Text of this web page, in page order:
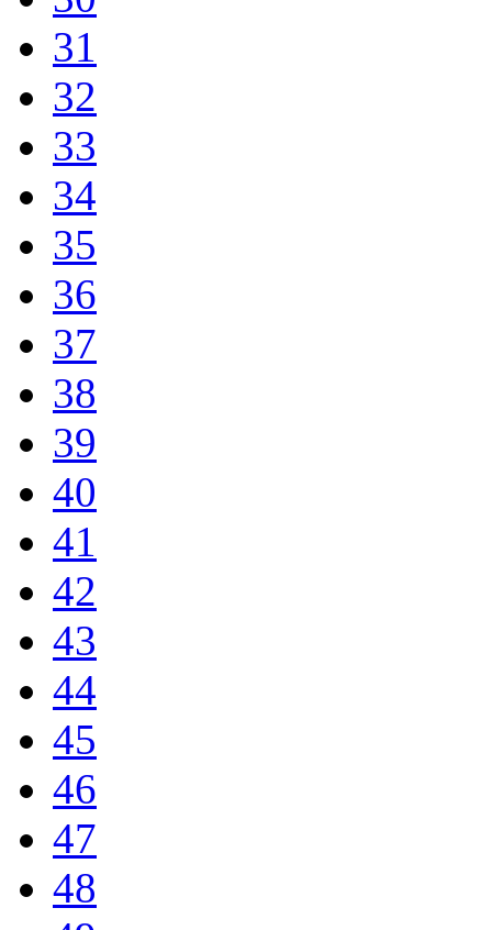
31
32
33
34
35
36
37
38
39
40
41
42
43
44
45
46
47
48